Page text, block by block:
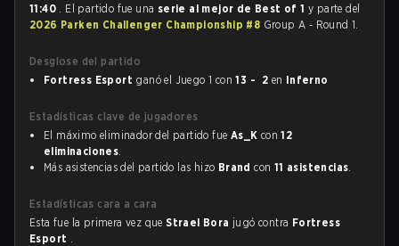
11:40 . El partido fue una serie al mejor de Best of 1y parte del
2026 Parken Challenger Championship #8 Group A - Round 1.
Desglose del partido
Fortress Esport ganó el Juego 1 con13 - 2 en Inferno
Estadísticas clave de jugadores
El máximo eliminador del partido fue As_K con12
eliminaciones.
Más asistencias del partido las hizo Brand con 11 asistencias.
Estadísticas cara a cara
Esta fue la primera vez queStrael Bora jugó contra Fortress
Esport .